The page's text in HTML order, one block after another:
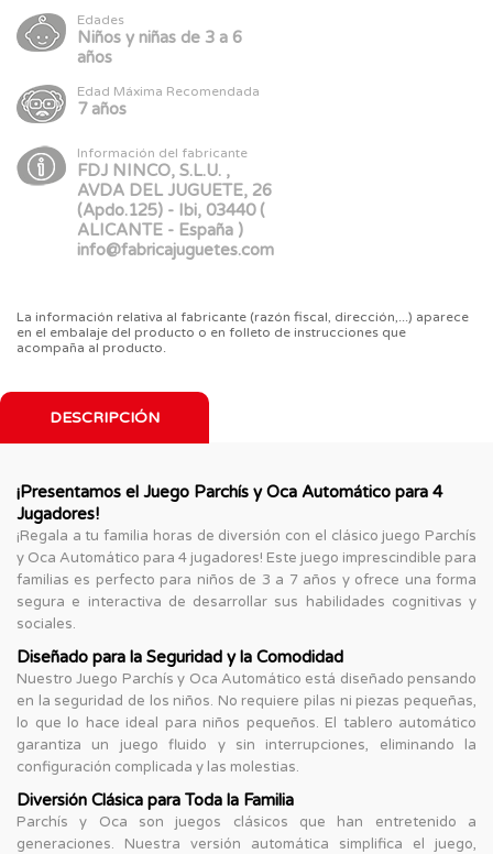
Edades
Niños y niñas de 3 a 6
años
Edad Máxima Recomendada
7 años
Información del fabricante
FDJ NINCO, S.L.U. ,
AVDA DEL JUGUETE, 26
(Apdo.125) - Ibi, 03440 (
ALICANTE - España )
info@fabricajuguetes.com
La información relativa al fabricante (razón fiscal, dirección,...) aparece
en el embalaje del producto o en folleto de instrucciones que
acompaña al producto.
DESCRIPCIÓN
¡Presentamos el Juego Parchís y Oca Automático para 4
Jugadores!
¡Regala a tu familia horas de diversión con el clásico juego Parchís
y Oca Automático para 4 jugadores! Este juego imprescindible para
familias es perfecto para niños de 3 a 7 años y ofrece una forma
segura e interactiva de desarrollar sus habilidades cognitivas y
sociales.
Diseñado para la Seguridad y la Comodidad
Nuestro Juego Parchís y Oca Automático está diseñado pensando
en la seguridad de los niños. No requiere pilas ni piezas pequeñas,
lo que lo hace ideal para niños pequeños. El tablero automático
garantiza un juego fluido y sin interrupciones, eliminando la
configuración complicada y las molestias.
Diversión Clásica para Toda la Familia
Parchís y Oca son juegos clásicos que han entretenido a
generaciones. Nuestra versión automática simplifica el juego,